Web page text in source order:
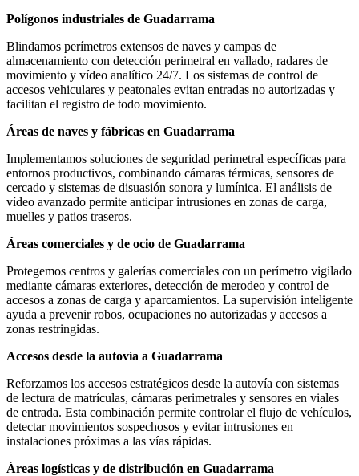
Polígonos industriales de Guadarrama
Blindamos perímetros extensos de naves y campas de
almacenamiento con detección perimetral en vallado, radares de
movimiento y vídeo analítico 24/7. Los sistemas de control de
accesos vehiculares y peatonales evitan entradas no autorizadas y
facilitan el registro de todo movimiento.
Áreas de naves y fábricas en Guadarrama
Implementamos soluciones de seguridad perimetral específicas para
entornos productivos, combinando cámaras térmicas, sensores de
cercado y sistemas de disuasión sonora y lumínica. El análisis de
vídeo avanzado permite anticipar intrusiones en zonas de carga,
muelles y patios traseros.
Áreas comerciales y de ocio de Guadarrama
Protegemos centros y galerías comerciales con un perímetro vigilado
mediante cámaras exteriores, detección de merodeo y control de
accesos a zonas de carga y aparcamientos. La supervisión inteligente
ayuda a prevenir robos, ocupaciones no autorizadas y accesos a
zonas restringidas.
Accesos desde la autovía a Guadarrama
Reforzamos los accesos estratégicos desde la autovía con sistemas
de lectura de matrículas, cámaras perimetrales y sensores en viales
de entrada. Esta combinación permite controlar el flujo de vehículos,
detectar movimientos sospechosos y evitar intrusiones en
instalaciones próximas a las vías rápidas.
Áreas logísticas y de distribución en Guadarrama